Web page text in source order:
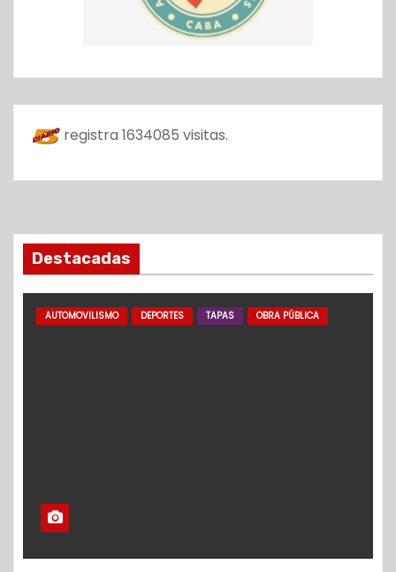
registra 1634085 visitas.
Destacadas
AUTOMOVILISMO DEPORTES TAPAS OBRA PÚBLICA